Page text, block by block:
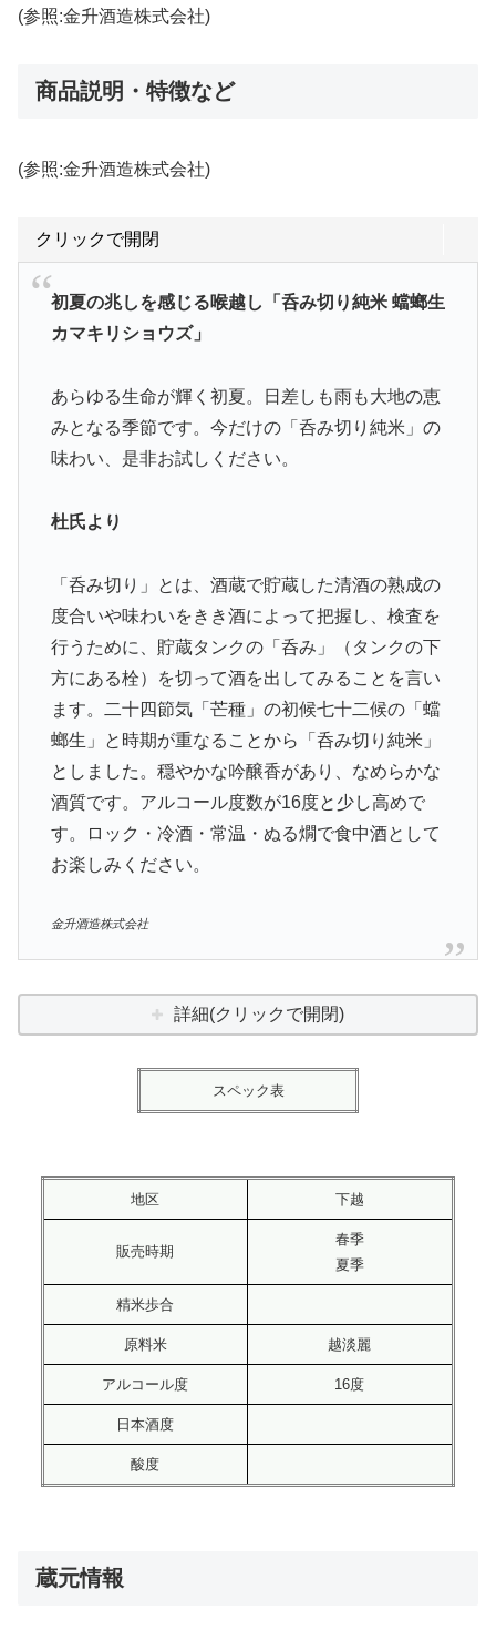
(参照:金升酒造株式会社)
商品説明・特徴など
(参照:金升酒造株式会社)
クリックで開閉
初夏の兆しを感じる喉越し「呑み切り純米 蟷螂生
カマキリショウズ」
あらゆる生命が輝く初夏。日差しも雨も大地の恵
みとなる季節です。今だけの「呑み切り純米」の
味わい、是非お試しください。
杜氏より
「呑み切り」とは、酒蔵で貯蔵した清酒の熟成の
度合いや味わいをきき酒によって把握し、検査を
行うために、貯蔵タンクの「呑み」（タンクの下
方にある栓）を切って酒を出してみることを言い
ます。二十四節気「芒種」の初候七十二候の「蟷
螂生」と時期が重なることから「呑み切り純米」
としました。穏やかな吟醸香があり、なめらかな
酒質です。アルコール度数が16度と少し高めで
す。ロック・冷酒・常温・ぬる燗で食中酒として
お楽しみください。
金升酒造株式会社
詳細(クリックで開閉)
スペック表
地区 下越
販売時期
春季
夏季
精米歩合
原料米 越淡麗
アルコール度 16度
日本酒度
酸度
蔵元情報